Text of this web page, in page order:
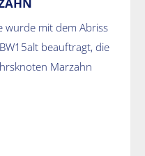
wurde mit dem Abriss
beauftragt, die
Marzahn